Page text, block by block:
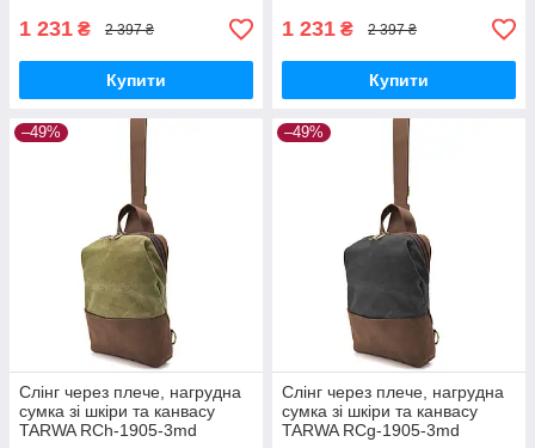
1 231 ₴ 2 397 ₴
Купити
1 231 ₴ 2 397 ₴
Купити
–49%
Слінг через плече, нагрудна
сумка зі шкіри та канвасу
TARWA RCh-1905-3md
–49%
Слінг через плече, нагрудна
сумка зі шкіри та канвасу
TARWA RCg-1905-3md